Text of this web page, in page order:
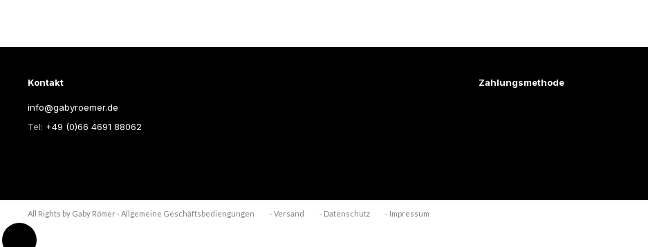
Kontakt
info@gabyroemer.de
Tel: +49 (0)66 4691 88062
Zahlungsmethode
All Rights by Gaby Römer -Allgemeine Geschäftsbediengungen - Versand - Datenschutz - Impressum